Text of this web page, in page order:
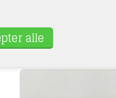
Forside»